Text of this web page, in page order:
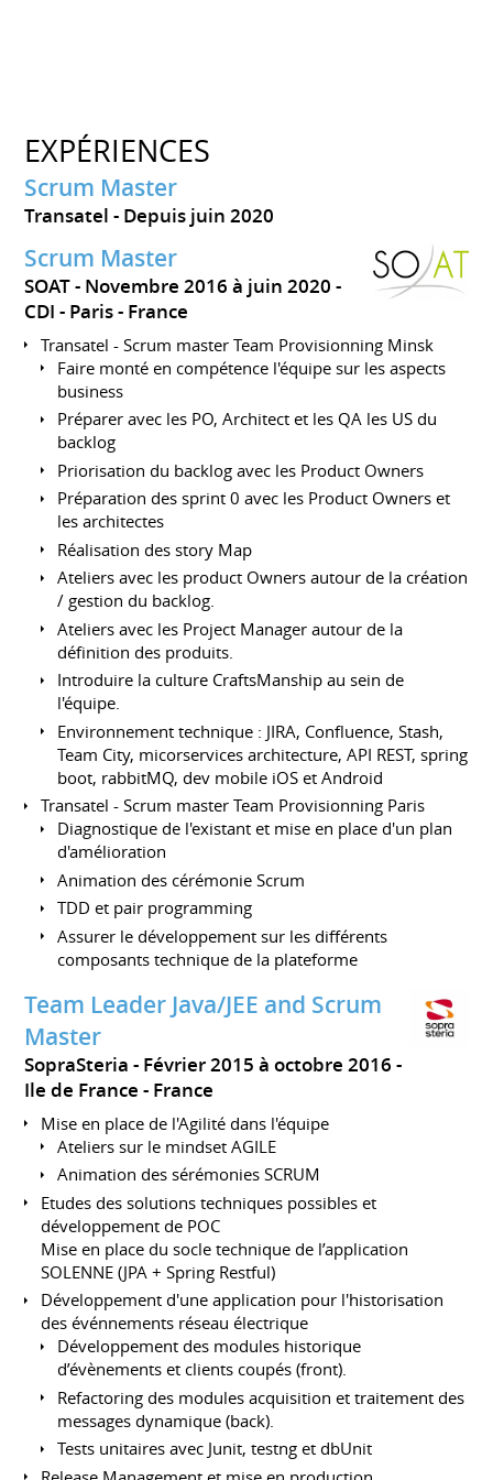
EXPÉRIENCES
Scrum Master
Transatel Depuis juin 2020
Scrum Master
SOAT
Novembre 2016 à juin 2020
CDI
Paris France
Transatel - Scrum master Team Provisionning Minsk
Faire monté en compétence l'équipe sur les aspects
business
Préparer avec les PO, Architect et les QA les US du
backlog
Priorisation du backlog avec les Product Owners
Préparation des sprint 0 avec les Product Owners et
les architectes
Réalisation des story Map
Ateliers avec les product Owners autour de la création
/ gestion du backlog.
Ateliers avec les Project Manager autour de la
définition des produits.
Introduire la culture CraftsManship au sein de
l'équipe.
Environnement technique : JIRA, Confluence, Stash,
Team City, micorservices architecture, API REST, spring
boot, rabbitMQ, dev mobile iOS et Android
Transatel - Scrum master Team Provisionning Paris
Diagnostique de l'existant et mise en place d'un plan
d'amélioration
Animation des cérémonie Scrum
TDD et pair programming
Assurer le développement sur les différents
composants technique de la plateforme
Team Leader Java/JEE and Scrum
Master
SopraSteria
Février 2015 à octobre 2016
Ile de France
France
Mise en place de l'Agilité dans l'équipe
Ateliers sur le mindset AGILE
Animation des sérémonies SCRUM
Etudes des solutions techniques possibles et
développement de POC
Mise en place du socle technique de l’application
SOLENNE (JPA + Spring Restful)
Développement d'une application pour l'historisation
des événnements réseau électrique
Développement des modules historique
d’évènements et clients coupés (front).
Refactoring des modules acquisition et traitement des
messages dynamique (back).
Tests unitaires avec Junit, testng et dbUnit